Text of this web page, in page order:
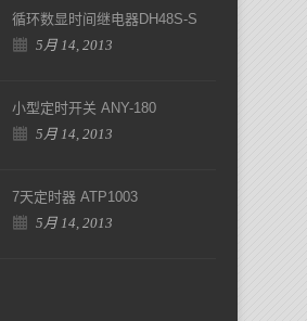
循环数显时间继电器DH48S-S
5月 14, 2013
小型定时开关 ANY-180
5月 14, 2013
7天定时器 ATP1003
5月 14, 2013